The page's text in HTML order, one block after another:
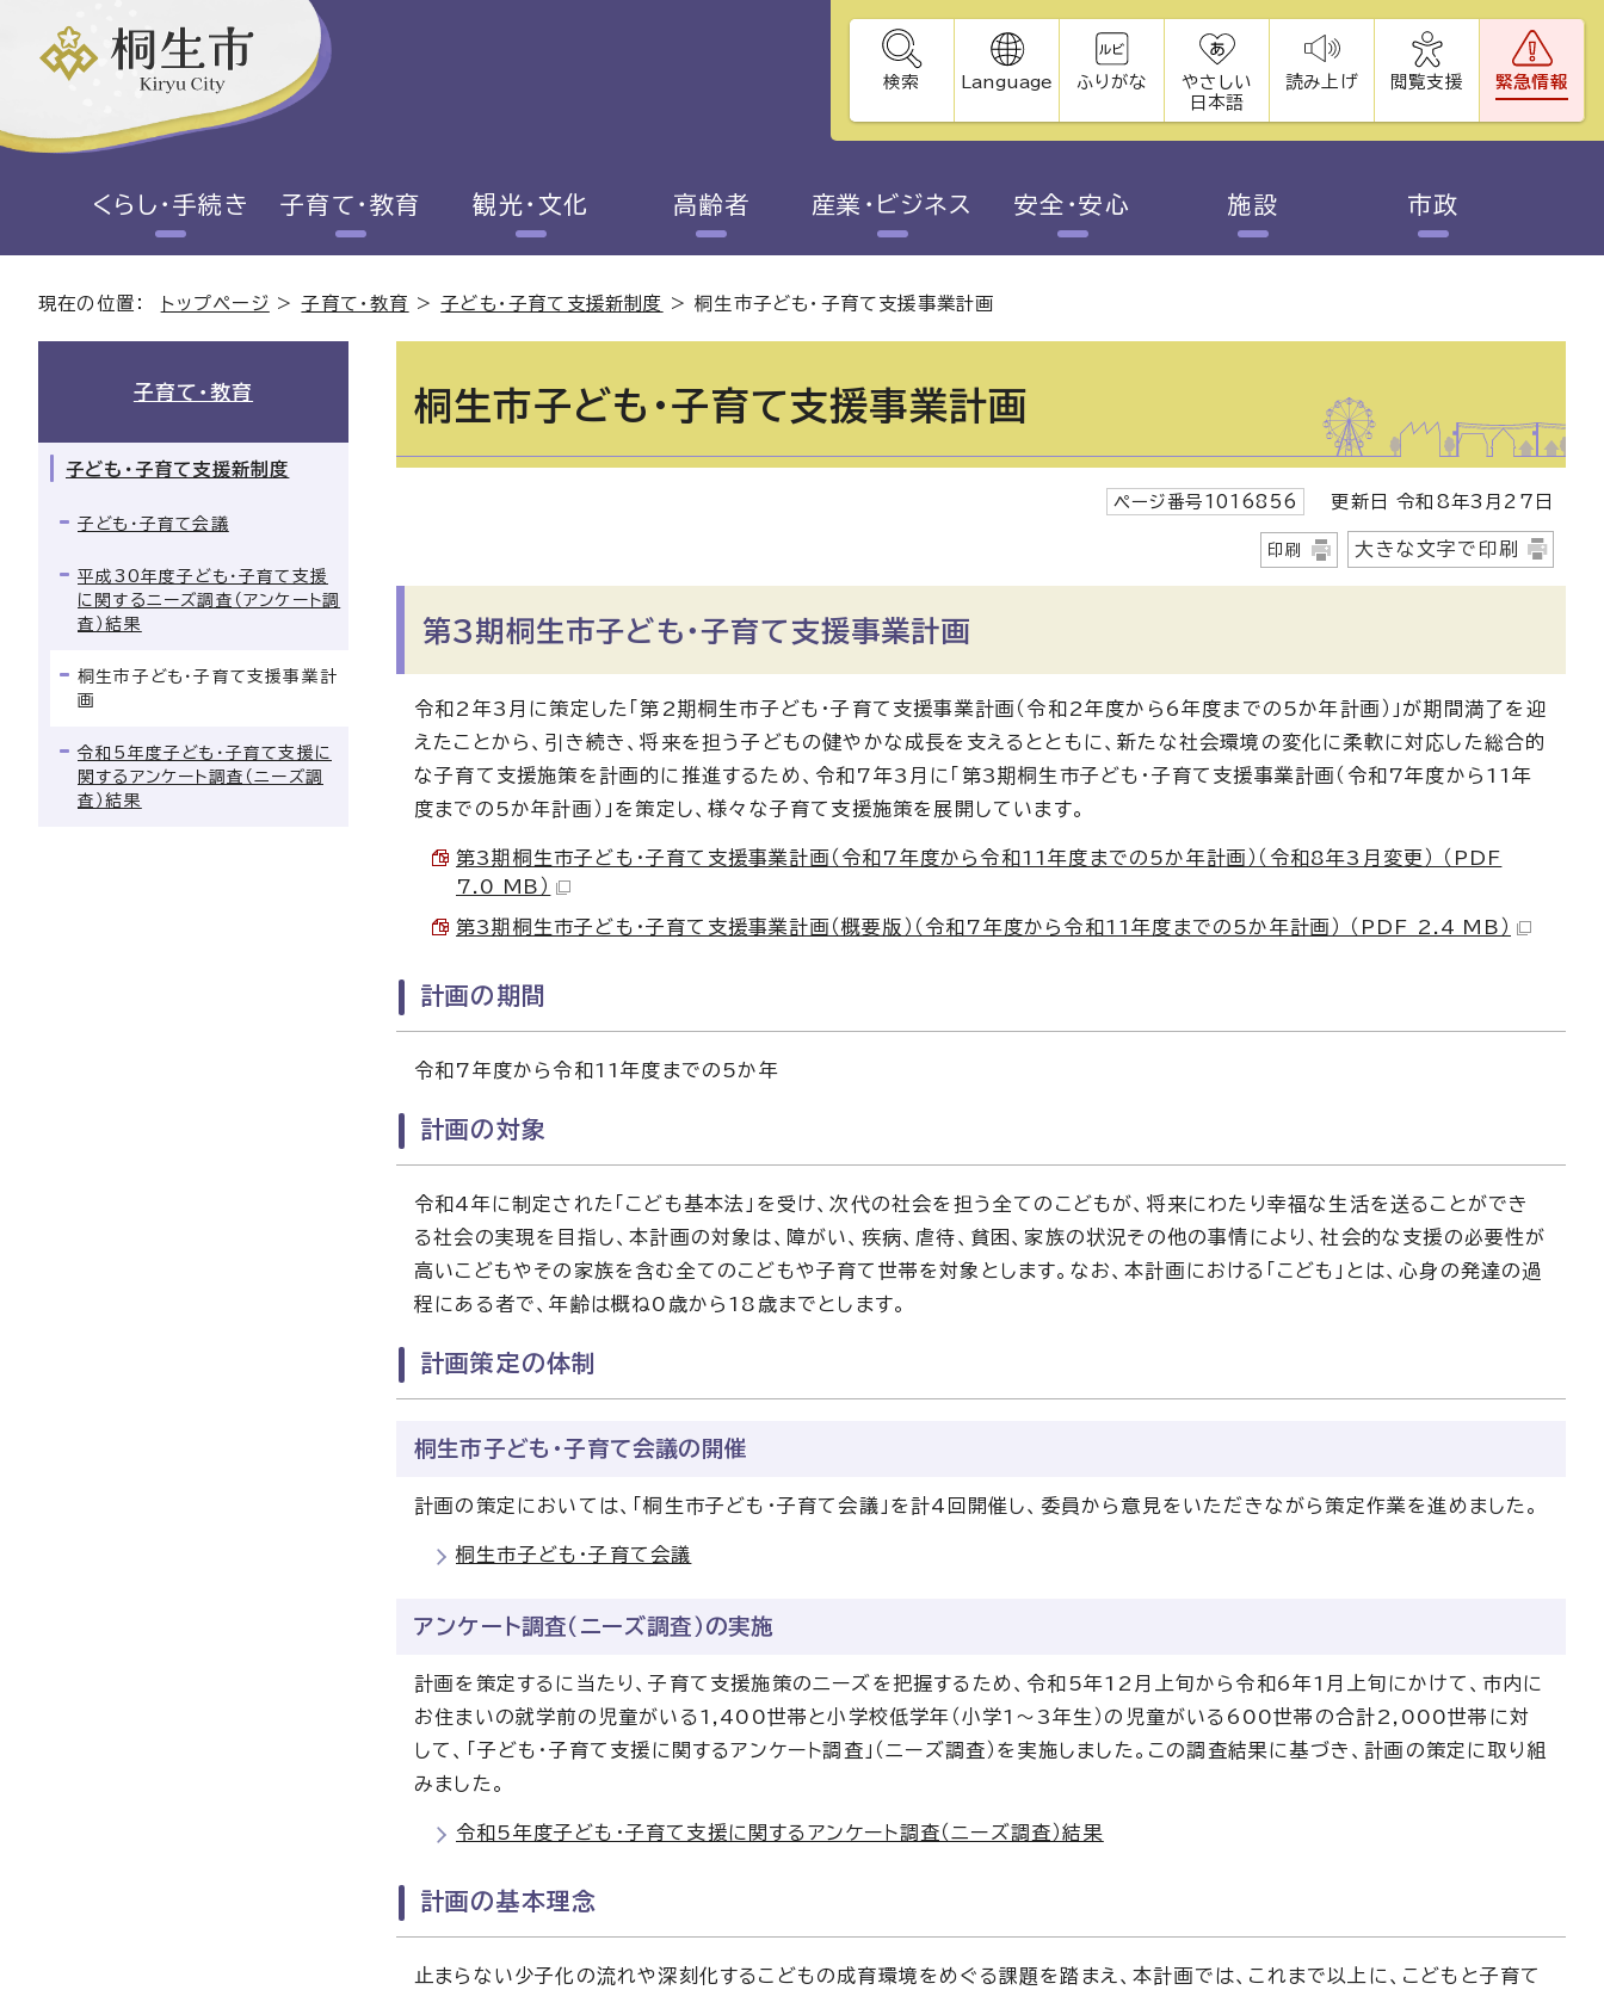
検索 Language ふりがな
やさしい
日本語
読み上げ 閲覧支援 緊急情報
くらし・手続き 子育て・教育 観光・文化 高齢者 産業・ビジネス 安全・安心 施設 市政
現在の位置： トップページ >子育て・教育 >子ども・子育て支援新制度 >桐生市子ども・子育て支援事業計画
桐生市子ども・子育て支援事業計画
ページ番号1016856 更新日 令和8年3月27日
印刷 大きな文字で印刷
第3期桐生市子ども・子育て支援事業計画
令和2年3月に策定した「第2期桐生市子ども・子育て支援事業計画（令和2年度から6年度までの5か年計画）」が期間満了を迎
えたことから、引き続き、将来を担う子どもの健やかな成長を支えるとともに、新たな社会環境の変化に柔軟に対応した総合的
な子育て支援施策を計画的に推進するため、令和7年3月に「第3期桐生市子ども・子育て支援事業計画（令和7年度から11年
度までの5か年計画）」を策定し、様々な子育て支援施策を展開しています。
第3期桐生市子ども・子育て支援事業計画（令和7年度から令和11年度までの5か年計画）（令和8年3月変更） （PDF
7.0 MB）
第3期桐生市子ども・子育て支援事業計画（概要版）（令和7年度から令和11年度までの5か年計画） （PDF 2.4 MB）
計画の期間
令和7年度から令和11年度までの5か年
計画の対象
令和4年に制定された「こども基本法」を受け、次代の社会を担う全てのこどもが、将来にわたり幸福な生活を送ることができ
る社会の実現を目指し、本計画の対象は、障がい、疾病、虐待、貧困、家族の状況その他の事情により、社会的な支援の必要性が
高いこどもやその家族を含む全てのこどもや子育て世帯を対象とします。なお、本計画における「こども」とは、心身の発達の過
程にある者で、年齢は概ね0歳から18歳までとします。
計画策定の体制
桐生市子ども・子育て会議の開催
計画の策定においては、「桐生市子ども・子育て会議」を計4回開催し、委員から意見をいただきながら策定作業を進めました。
桐生市子ども・子育て会議
アンケート調査（ニーズ調査）の実施
計画を策定するに当たり、子育て支援施策のニーズを把握するため、令和5年12月上旬から令和6年1月上旬にかけて、市内に
お住まいの就学前の児童がいる1,400世帯と小学校低学年（小学1～3年生）の児童がいる600世帯の合計2,000世帯に対
して、「子ども・子育て支援に関するアンケート調査」（ニーズ調査）を実施しました。この調査結果に基づき、計画の策定に取り組
みました。
令和5年度子ども・子育て支援に関するアンケート調査（ニーズ調査）結果
計画の基本理念
止まらない少子化の流れや深刻化するこどもの成育環境をめぐる課題を踏まえ、本計画では、これまで以上に、こどもと子育て
子育て・教育
子ども・子育て支援新制度
子ども・子育て会議
平成30年度子ども・子育て支援
に関するニーズ調査（アンケート調
査）結果
桐生市子ども・子育て支援事業計
画
令和5年度子ども・子育て支援に
関するアンケート調査（ニーズ調
査）結果